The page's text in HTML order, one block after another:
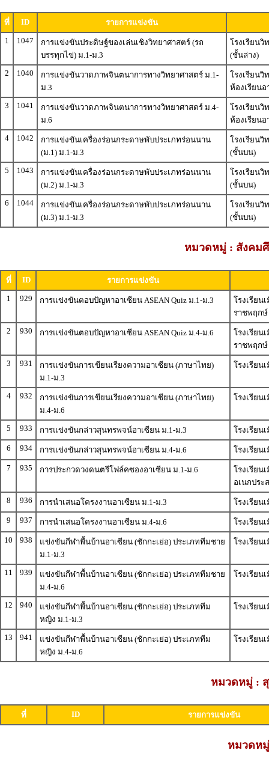
ที่ ID
รายการแข่งขัน
1
1047
การแข่งขันประดิษฐ์ของเล่นเชิงวิทยาศาสตร์ (รถ
บรรทุกไข่) ม.1-ม.3
โรงเรียน
(ชั้นล่าง)
2
1040
การแข่งขันวาดภาพจินตนาการทางวิทยาศาสตร์ ม.1-
ม.3
โรงเรียน
ห้องเรียนอ
3
1041
การแข่งขันวาดภาพจินตนาการทางวิทยาศาสตร์ ม.4-
ม.6
โรงเรียน
ห้องเรียนอ
4
1042
การแข่งขันเครื่องร่อนกระดาษพับประเภทร่อนนาน
(ม.1) ม.1-ม.3
โรงเรียน
(ชั้นบน)
5
1043
การแข่งขันเครื่องร่อนกระดาษพับประเภทร่อนนาน
(ม.2) ม.1-ม.3
โรงเรียน
(ชั้นบน)
6
1044
การแข่งขันเครื่องร่อนกระดาษพับประเภทร่อนนาน
(ม.3) ม.1-ม.3
โรงเรียน
(ชั้นบน)
หมวดหมู่ : สังคม
ที่ ID
รายการแข่งขัน
1
929 การแข่งขันตอบปัญหาอาเซียน ASEAN Quiz ม.1-ม.3
โรงเรียน
ราชพฤกษ์
2
930 การแข่งขันตอบปัญหาอาเซียน ASEAN Quiz ม.4-ม.6
โรงเรียน
ราชพฤกษ์
3
931
การแข่งขันการเขียนเรียงความอาเซียน (ภาษาไทย)
ม.1-ม.3
โรงเรียน
4 932
การแข่งขันการเขียนเรียงความอาเซียน (ภาษาไทย)
ม.4-ม.6
โรงเรียน
5 933 การแข่งขันกล่าวสุนทรพจน์อาเซียน ม.1-ม.3
โรงเรียน
6
934 การแข่งขันกล่าวสุนทรพจน์อาเซียน ม.4-ม.6
โรงเรียน
7
935 การประกวดวงดนตรีโฟล์คซองอาเซียน ม.1-ม.6
โรงเรียน
อเนกประ
8
936 การนำเสนอโครงงานอาเซียน ม.1-ม.3
โรงเรียน
9
937 การนำเสนอโครงงานอาเซียน ม.4-ม.6
โรงเรียน
10
938
แข่งขันกีฬาพื้นบ้านอาเซียน (ชักกะเย่อ) ประเภททีมชาย
ม.1-ม.3
โรงเรียน
11 939
แข่งขันกีฬาพื้นบ้านอาเซียน (ชักกะเย่อ) ประเภททีมชาย
ม.4-ม.6
โรงเรียน
12 940
แข่งขันกีฬาพื้นบ้านอาเซียน (ชักกะเย่อ) ประเภททีม
หญิง ม.1-ม.3
โรงเรียน
13 941
แข่งขันกีฬาพื้นบ้านอาเซียน (ชักกะเย่อ) ประเภททีม
หญิง ม.4-ม.6
โรงเรียน
หมวดหมู่ :
ที่ ID รายการแข่งขัน
หมวดห